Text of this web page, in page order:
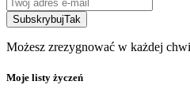
SubskrybujTak
Możesz zrezygnować w każdej
Moje listy życzeń